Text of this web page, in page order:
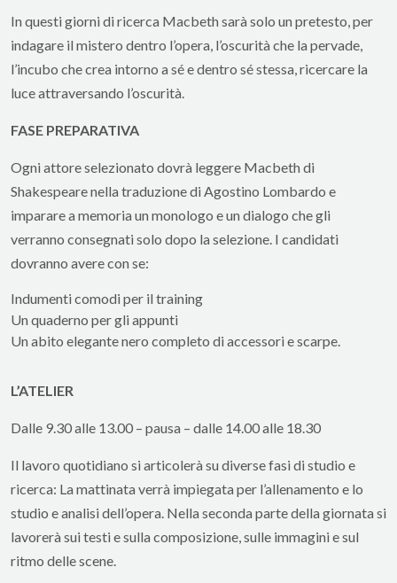
In questi giorni di ricerca Macbeth sarà solo un pretesto, per
indagare il mistero dentro l’opera, l’oscurità che la pervade,
l’incubo che crea intorno a sé e dentro sé stessa, ricercare la
luce attraversando l’oscurità.
FASE PREPARATIVA
Ogni attore selezionato dovrà leggere Macbeth di
Shakespeare nella traduzione di Agostino Lombardo e
imparare a memoria un monologo e un dialogo che gli
verranno consegnati solo dopo la selezione. I candidati
dovranno avere con se:
Indumenti comodi per il training
Un quaderno per gli appunti
Un abito elegante nero completo di accessori e scarpe.
L’ATELIER
Dalle 9.30 alle 13.00 – pausa – dalle 14.00 alle 18.30
Il lavoro quotidiano si articolerà su diverse fasi di studio e
ricerca: La mattinata verrà impiegata per l’allenamento e lo
studio e analisi dell’opera. Nella seconda parte della giornata si
lavorerà sui testi e sulla composizione, sulle immagini e sul
ritmo delle scene.